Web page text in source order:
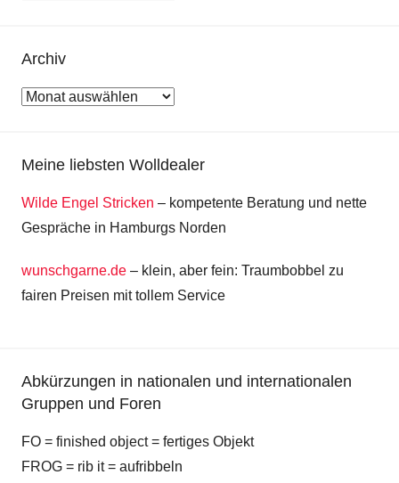
Archiv
Archiv
Meine liebsten Wolldealer
Wilde Engel Stricken – kompetente Beratung und nette
Gespräche in Hamburgs Norden
wunschgarne.de – klein, aber fein: Traumbobbel zu
fairen Preisen mit tollem Service
Abkürzungen in nationalen und internationalen
Gruppen und Foren
FO = finished object = fertiges Objekt
FROG = rib it = aufribbeln